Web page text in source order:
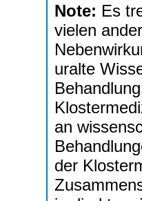
Note: Es
vielen
uralte
an
der